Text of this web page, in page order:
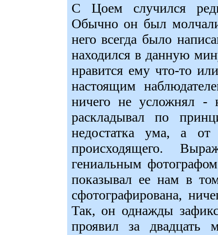
С Цоем случился
Обычно он был
него всегда было
находился в данную
нравится ему что-то
настоящим
ничего не усложнял -
раскладывал по
недостатка ума, а от
происходящего.
гениальным
показывал ее нам в
сфотографирована,
Так, он однажды
проявил за